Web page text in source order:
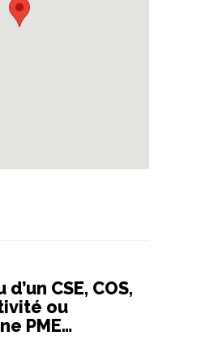
CSE, COS,
ou
PME…